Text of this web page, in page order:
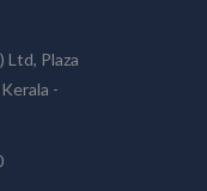
Ltd, Plaza
-